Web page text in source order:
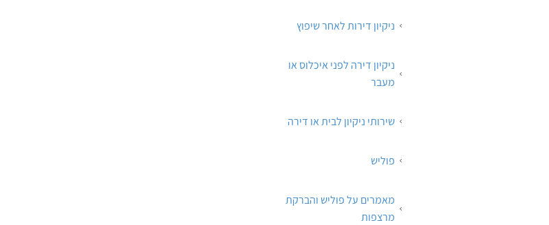
ניקיון דירות לאחר שיפוץ
ניקיון דירה לפני איכלוס או
מעבר
שירותי ניקיון לבית או דירה
פוליש
מאמרים על פוליש והברקת
מרצפות